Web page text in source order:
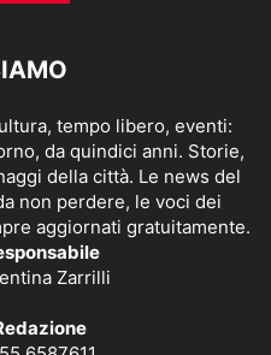
tempo libero, eventi:
da quindici anni. Storie,
della città. Le news del
non perdere, le voci dei
aggiornati gratuitamente.
Zarrilli